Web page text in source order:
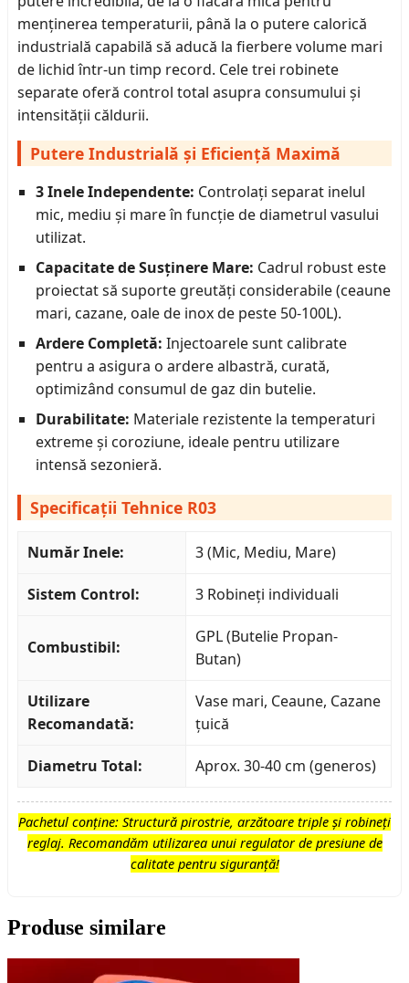
menținerea temperaturii, până la o putere calorică
industrială capabilă să aducă la fierbere volume mari
de lichid într-un timp record. Cele trei robinete
separate oferă control total asupra consumului și
intensității căldurii.
Putere Industrială și Eficiență Maximă
3 Inele Independente: Controlați separat inelul
mic, mediu și mare în funcție de diametrul vasului
utilizat.
Capacitate de Susținere Mare: Cadrul robust este
proiectat să suporte greutăți considerabile (ceaune
mari, cazane, oale de inox de peste 50-100L).
Ardere Completă: Injectoarele sunt calibrate
pentru a asigura o ardere albastră, curată,
optimizând consumul de gaz din butelie.
Durabilitate: Materiale rezistente la temperaturi
extreme și coroziune, ideale pentru utilizare
intensă sezonieră.
Specificații Tehnice R03
Număr Inele: 3 (Mic, Mediu, Mare)
Sistem Control: 3 Robineți individuali
Combustibil:
GPL (Butelie Propan-
Butan)
Utilizare
Recomandată:
Vase mari, Ceaune, Cazane
țuică
Diametru Total: Aprox. 30-40 cm (generos)
Pachetul conține: Structură pirostrie, arzătoare triple și robineți
reglaj. Recomandăm utilizarea unui regulator de presiune de
calitate pentru siguranță!
Produse similare